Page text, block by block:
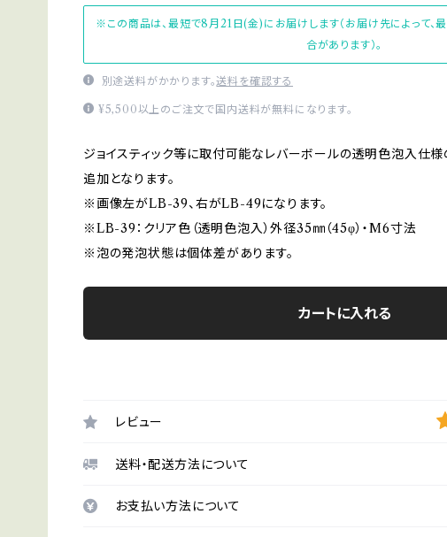
※この商品は、最短で8月21日(金)にお届けします（お届け先によって、
合があります）。
別途送料がかかります。送料を確認する
¥5,500以上のご注文で国内送料が無料になります。
ジョイスティック等に取付可能なレバーボールの透明色泡入仕様
追加となります。
※画像左がLB-39、右がLB-49になります。
※LB-39：クリア色（透明色泡入）外径35㎜（45φ）・M6寸法
※泡の発泡状態は個体差があります。
カートに入れる
レビュー
送料・配送方法について
お支払い方法について